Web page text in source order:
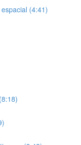
(4:41)